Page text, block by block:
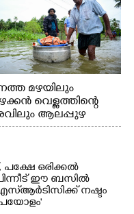
മഴയിലും
വെള്ളത്തിന്റെ
ആലപ്പുഴ
പ്രദേശത്തെ
മാറുന്ന
ഒരിക്കൽ
ഈ ബസിൽ
നഷ്ടം